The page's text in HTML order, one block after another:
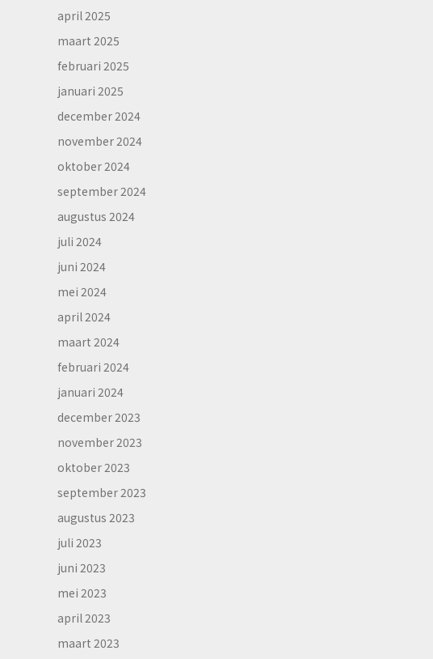
april 2025
maart 2025
februari 2025
januari 2025
december 2024
november 2024
oktober 2024
september 2024
augustus 2024
juli 2024
juni 2024
mei 2024
april 2024
maart 2024
februari 2024
januari 2024
december 2023
november 2023
oktober 2023
september 2023
augustus 2023
juli 2023
juni 2023
mei 2023
april 2023
maart 2023